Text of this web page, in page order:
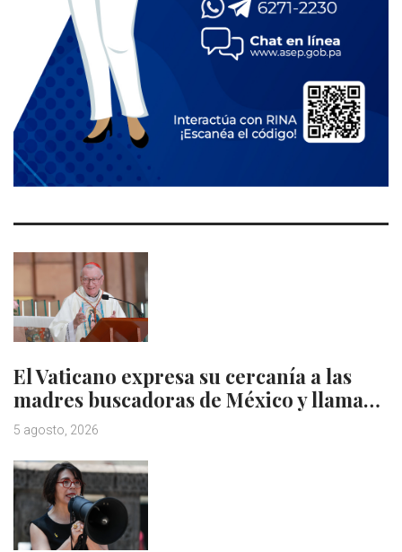
El Vaticano expresa su cercanía a las
madres buscadoras de México y llama…
5 agosto, 2026